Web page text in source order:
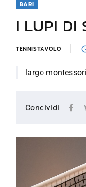
BARI
I LUPI DI
TENNISTAVOLO
largo
Condividi